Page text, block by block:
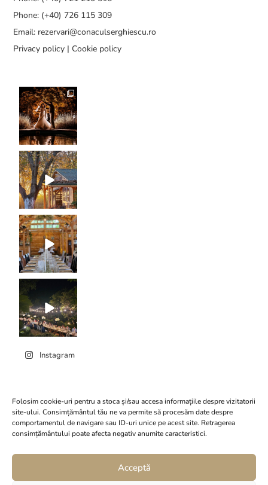
Folosim cookie-uri pentru a stoca și/sau accesa informațiile despre vizitatorii
site-ului. Consimțământul tău ne va permite să procesăm date despre
comportamentul de navigare sau ID-uri unice pe acest site. Retragerea
consimțământului poate afecta negativ anumite caracteristici.
Acceptă
Phone: (+40) 726 115 309
Email: rezervari@conaculserghiescu.ro
Privacy policy |Cookie policy
Instagram
Conacul Serghiescu
Click to accept marketing
cookies and enable this
content